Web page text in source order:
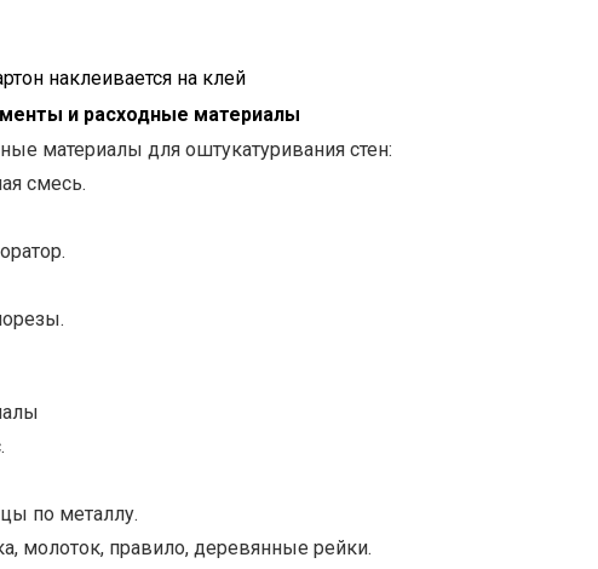
наклеивается на клей
и расходные материалы
материалы для оштукатуривания стен:
смесь.
по металлу.
молоток, правило, деревянные рейки.